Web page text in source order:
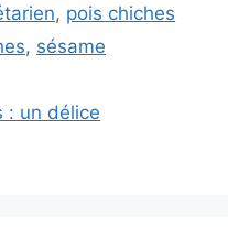
, pois chiches
, sésame
: un délice